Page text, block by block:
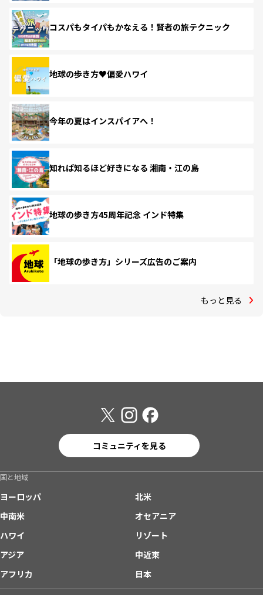
コスパもタイパもかなえる！賢者の旅テクニック
地球の歩き方♥偏愛ハワイ
今年の夏はインスパイアへ！
知れば知るほど好きになる 湘南・江の島
地球の歩き方45周年記念 インド特集
「地球の歩き方」シリーズ広告のご案内
もっと見る
コミュニティを見る
国と地域
ヨーロッパ
北米
中南米
オセアニア
ハワイ
リゾート
アジア
中近東
アフリカ
日本